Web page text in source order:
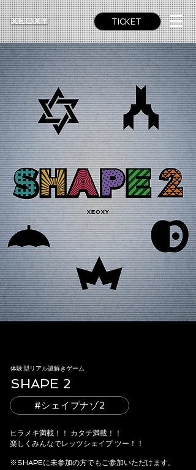
TICKET
体験型リアル謎解きゲーム
SHAPE 2
ヒラメキ満載！！ カタチ満載！！
楽しくみんなでレッツシェイプ ツー！！
※SHAPEに未参加の方でもご参加いただけます。
#シェイプナゾ2